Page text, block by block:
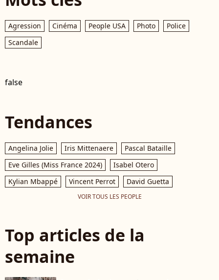
Agression Cinéma People USA Photo
Police
Scandale
false
Tendances
Angelina Jolie Iris Mittenaere
Pascal Bataille
Eve Gilles (Miss France 2024)
Isabel Otero
Kylian Mbappé
Vincent Perrot David Guetta
VOIR TOUS LES PEOPLE
Top articles de la
semaine